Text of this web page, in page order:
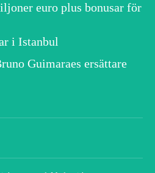
euro plus bonusar för
i Istanbul
Guimaraes ersättare